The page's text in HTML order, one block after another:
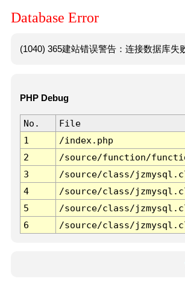
Database Error
(1040) 365建站错误警告：连接数据库失
PHP Debug
No. File
1
/index.php
2
/source/function/
3
/source/class/
4
/source/class/
5
/source/class/
6
/source/class/